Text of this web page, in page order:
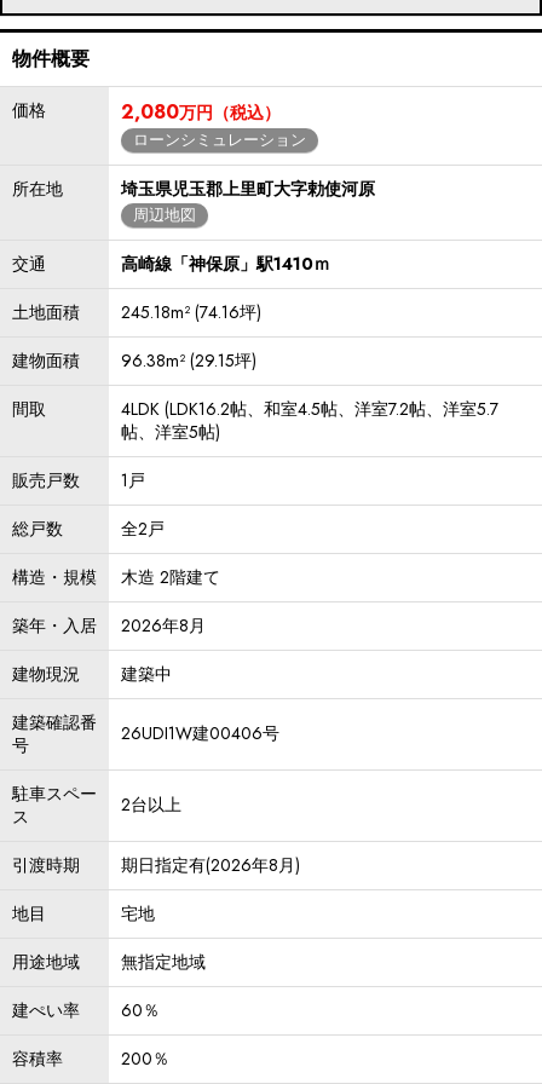
物件概要
価格 2,080万円（税込）
ローンシミュレーション
所在地 埼玉県児玉郡上里町大字勅使河原
周辺地図
交通
高崎線「神保原」駅1410ｍ
土地面積
245.18m² (74.16坪)
建物面積
96.38m² (29.15坪)
間取
4LDK (LDK16.2帖、和室4.5帖、洋室7.2帖、洋室5.7
帖、洋室5帖)
販売戸数
1戸
総戸数
全2戸
構造・規模
木造 2階建て
築年・入居
2026年8月
建物現況
建築中
建築確認番
号
26UDI1W建00406号
駐車スペー
ス
2台以上
引渡時期
期日指定有(2026年8月)
地目
宅地
用途地域
無指定地域
建ぺい率
60％
容積率
200％